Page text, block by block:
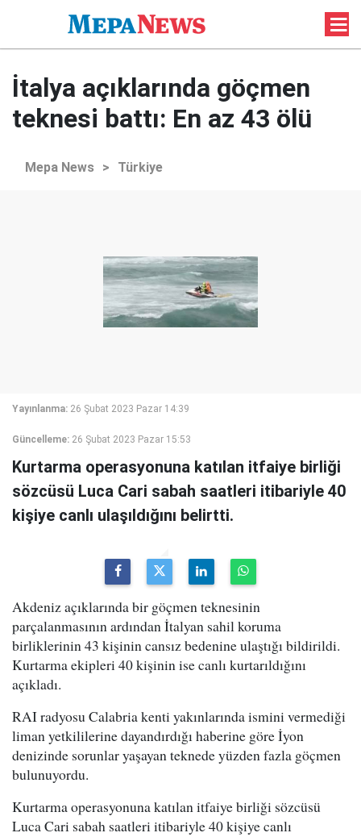
İtalya açıklarında göçmen
teknesi battı: En az 43 ölü
Mepa News > Türkiye
Yayınlanma: 26 Şubat 2023 Pazar 14:39
Güncelleme: 26 Şubat 2023 Pazar 15:53
Kurtarma operasyonuna katılan itfaiye birliği
sözcüsü Luca Cari sabah saatleri itibariyle 40
kişiye canlı ulaşıldığını belirtti.
Akdeniz açıklarında bir göçmen teknesinin
parçalanmasının ardından İtalyan sahil koruma
birliklerinin 43 kişinin cansız bedenine ulaştığı bildirildi.
Kurtarma ekipleri 40 kişinin ise canlı kurtarıldığını
açıkladı.
RAI radyosu Calabria kenti yakınlarında ismini vermediği
liman yetkililerine dayandırdığı haberine göre İyon
denizinde sorunlar yaşayan teknede yüzden fazla göçmen
bulunuyordu.
Kurtarma operasyonuna katılan itfaiye birliği sözcüsü
Luca Cari sabah saatleri itibariyle 40 kişiye canlı